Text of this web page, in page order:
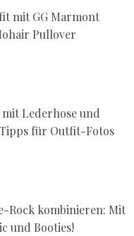
mit GG Marmont
Pullover
Lederhose und
für Outfit-Fotos
Rock kombinieren: Mit
und Booties!